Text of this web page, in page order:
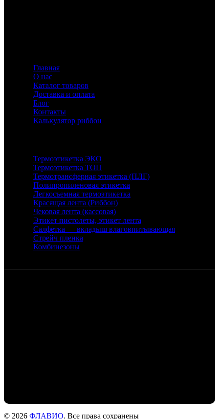
Главная
О нас
Каталог товаров
Доставка и оплата
Блог
Контакты
Калькулятор риббон
Термоэтикетка ЭКО
Термоэтикетка ТОП
Термотрансферная этикетка (ПЛГ)
Полипропиленовая этикетка
Легкосъемная термоэтикетка
Красящая лента (Риббон)
Чековая лента (кассовая)
Этикет пистолеты, этикет лента
Салфетка — вкладыш влаговпитывающая
Стрейч пленка
Комбинезоны
© 2026 ФЛАВИО. Все права сохранены